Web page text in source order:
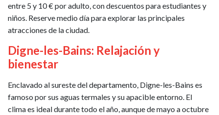
entre 5 y 10 € por adulto, con descuentos para estudiantes y
niños. Reserve medio día para explorar las principales
atracciones de la ciudad.
Digne-les-Bains: Relajación y
bienestar
Enclavado al sureste del departamento, Digne-les-Bains es
famoso por sus aguas termales y su apacible entorno. El
clima es ideal durante todo el año, aunque de mayo a octubre